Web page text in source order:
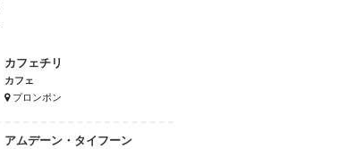
カフェチリ
カフェ
プロンポン
アムデーン・タイフーン